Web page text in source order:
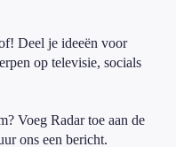
Deel je ideeën voor
op televisie, socials
Voeg Radar toe aan de
ons een bericht.